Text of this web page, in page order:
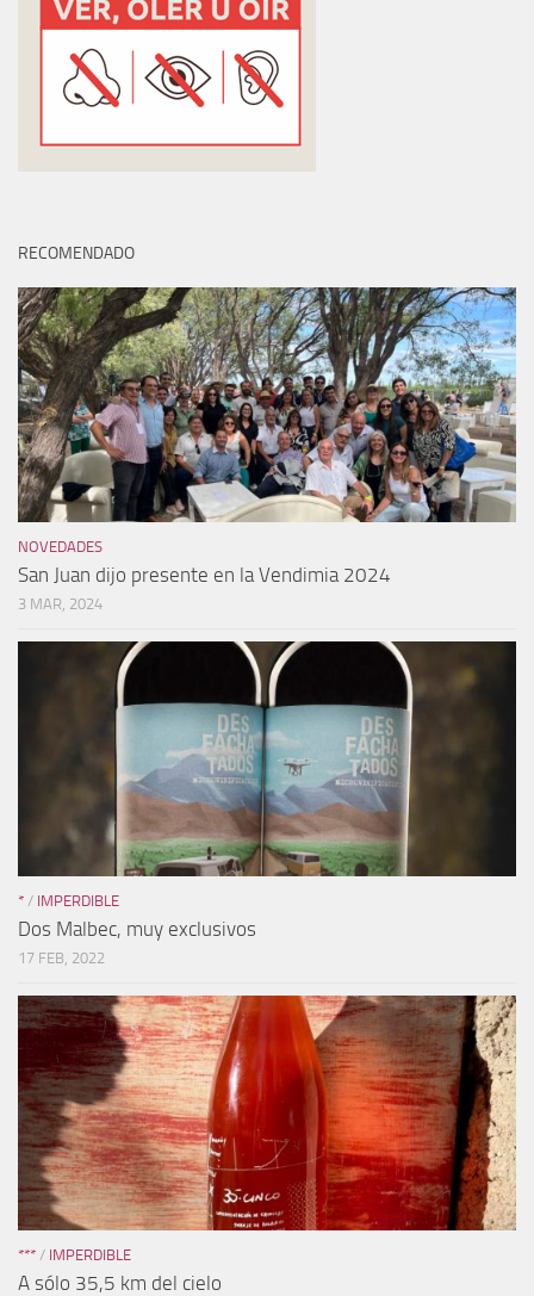
RECOMENDADO
NOVEDADES
San Juan dijo presente en la Vendimia 2024
3 MAR, 2024
* / IMPERDIBLE
Dos Malbec, muy exclusivos
17 FEB, 2022
*** / IMPERDIBLE
A sólo 35,5 km del cielo